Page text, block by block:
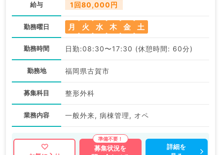
給与 1回80,000円
勤務曜日 月 火 水 木 金 土
勤務時間 日勤:08:30〜17:30 (休憩時間: 60分)
勤務地 福岡県古賀市
募集科目 整形外科
業務内容 一般外来, 病棟管理, オペ
募集状況を
詳細を